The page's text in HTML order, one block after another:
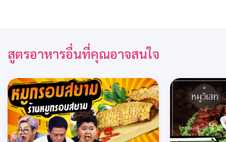
สูตรอาหารอื่นที่คุณอาจสนใจ